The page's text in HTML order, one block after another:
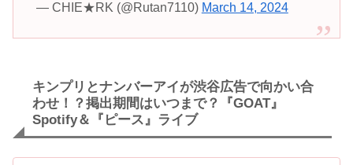
— CHIE★RK (@Rutan7110) March 14, 2024
キンプリとナンバーアイが渋谷広告で向かい合
わせ！？掲出期間はいつまで？『GOAT』
Spotify＆『ピース』ライブ